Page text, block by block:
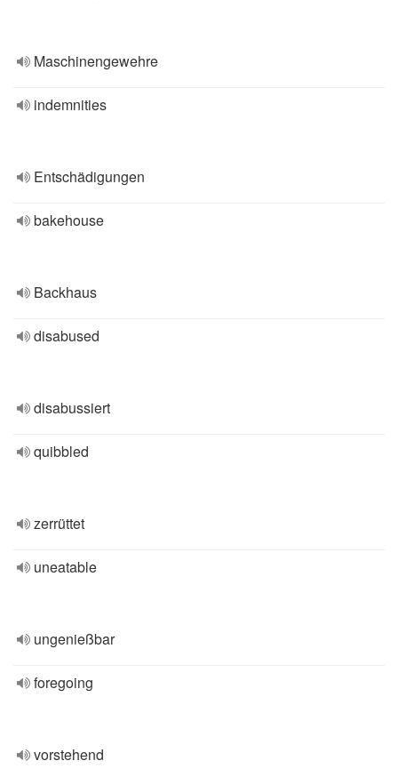
Maschinengewehre
indemnities
Entschädigungen
bakehouse
Backhaus
disabused
disabussiert
quibbled
zerrüttet
uneatable
ungenießbar
foregoing
vorstehend